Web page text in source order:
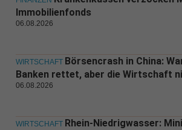
Immobilienfonds
06.08.2026
WIRTSCHAFT Börsencrash in China:
Banken rettet, aber die Wirtschaft
06.08.2026
WIRTSCHAFT Rhein-Niedrigwasser: